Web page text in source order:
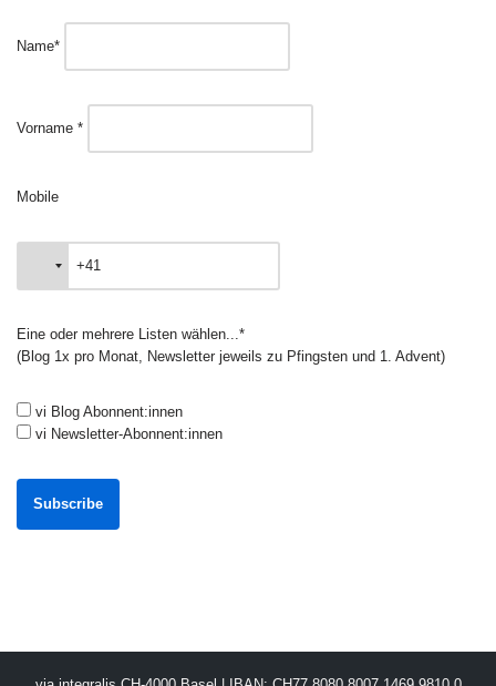
Name*
Vorname *
Mobile
Eine oder mehrere Listen wählen...*
(Blog 1x pro Monat, Newsletter jeweils zu Pfingsten und 1. Advent)
vi Blog Abonnent:innen
vi Newsletter-Abonnent:innen